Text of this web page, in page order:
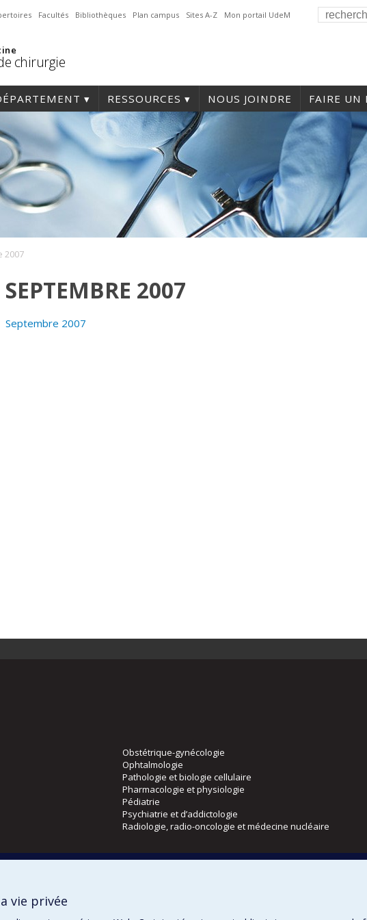
Facultés Bibliothèques Plan campus Sites A-Z Mon portail UdeM
chirurgie
RESSOURCES NOUS JOINDRE FAIRE UN
2007
SEPTEMBRE 2007
Septembre 2007
Obstétrique-gynécologie
Ophtalmologie
Pathologie et biologie cellulaire
Pharmacologie et physiologie
Pédiatrie
Psychiatrie et d’addictologie
Radiologie, radio-oncologie et médecine nucléaire
vie privée